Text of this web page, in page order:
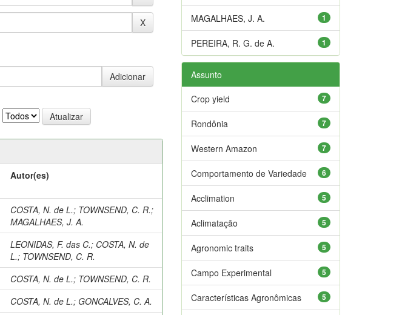
Autor(es)
COSTA, N. de L.; TOWNSEND, C. R.;
MAGALHAES, J. A.
LEONIDAS, F. das C.; COSTA, N. de
L.; TOWNSEND, C. R.
COSTA, N. de L.; TOWNSEND, C. R.
COSTA, N. de L.;GONCALVES, C. A.
1
MAGALHAES, J. A.
1
PEREIRA, R. G. de A.
Assunto
7
Crop yield
7
Rondônia
7
Western Amazon
6
Comportamento de Variedade
5
Acclimation
5
Aclimatação
5
Agronomic traits
5
Campo Experimental
5
Características Agronômicas